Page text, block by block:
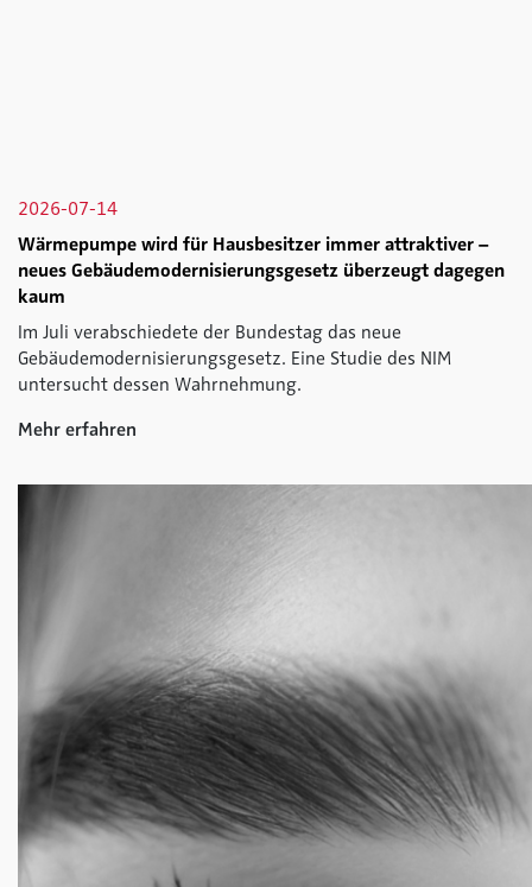
2026-07-14
Wärmepumpe wird für Hausbesitzer immer attraktiver –
neues Gebäudemodernisierungsgesetz überzeugt dagegen
kaum
Im Juli verabschiedete der Bundestag das neue
Gebäudemodernisierungsgesetz. Eine Studie des NIM
untersucht dessen Wahrnehmung.
Mehr erfahren